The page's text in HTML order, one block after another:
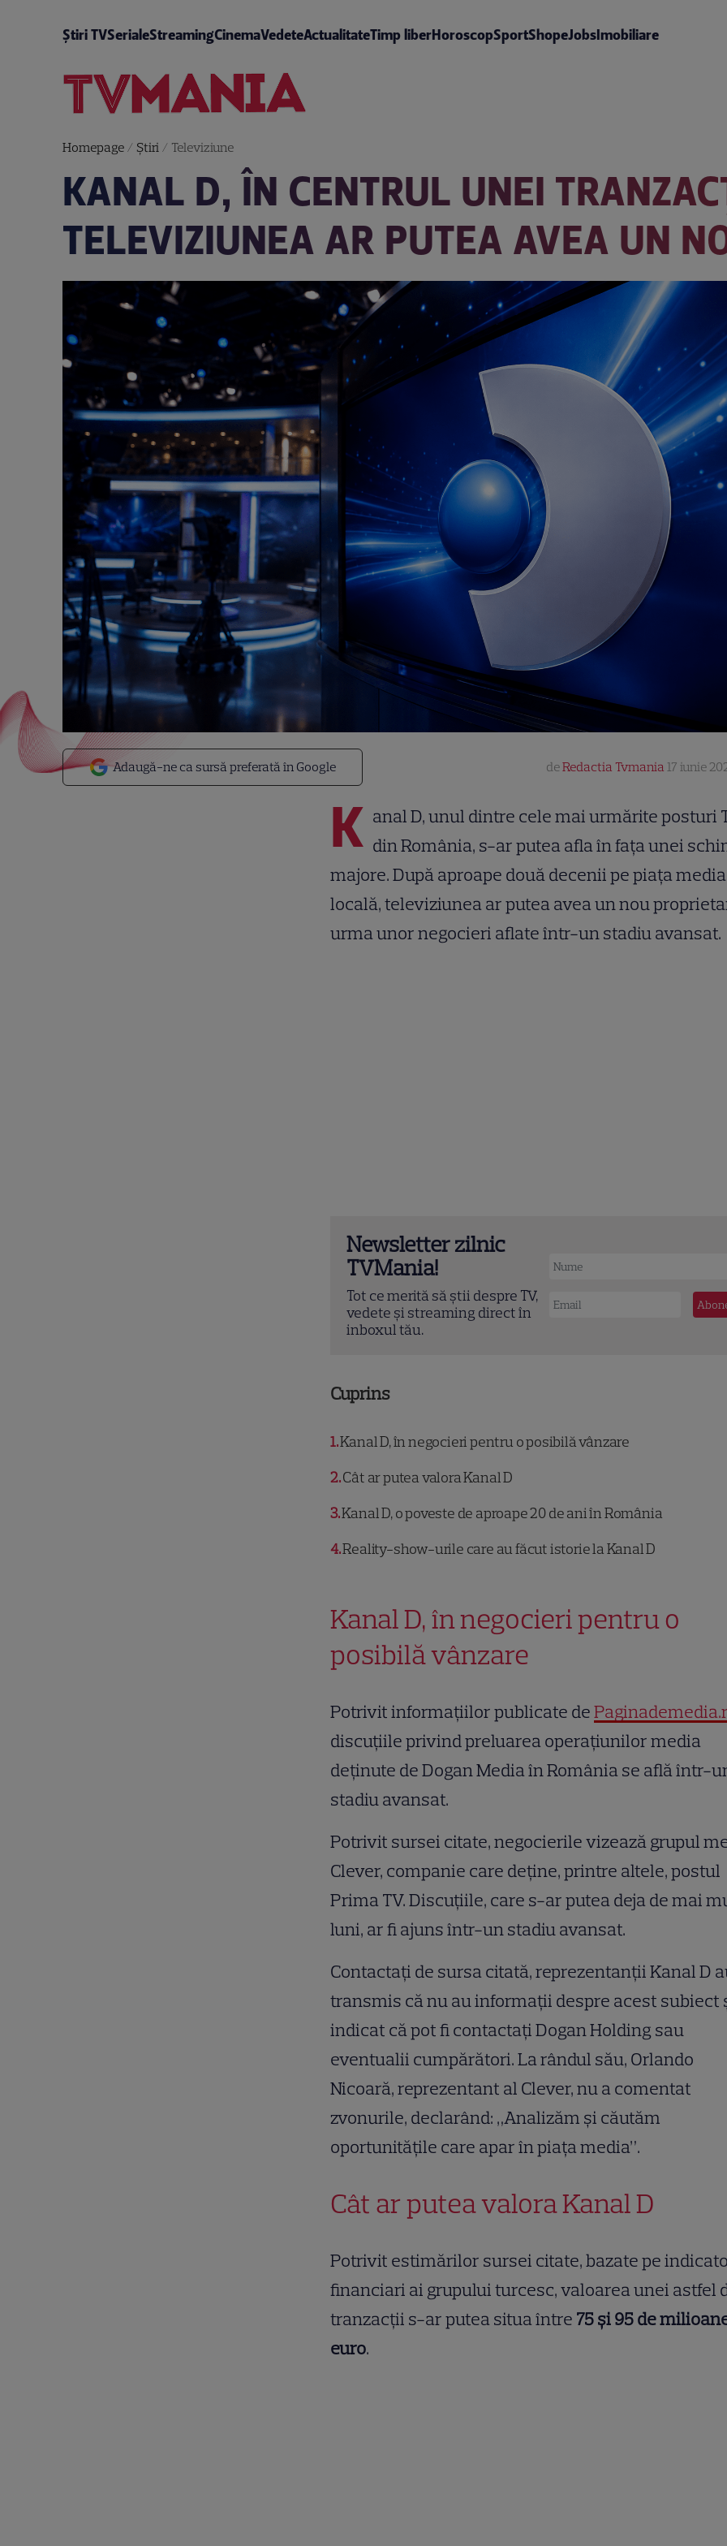
Știri TVSerialeStreamingCinemaVedeteActualitateTimp liberHoroscopSportShopeJobsImobiliare
Homepage/ Știri/ Televiziune
KANAL D, ÎN CENTRUL UNEI
TELEVIZIUNEA AR PUTEA AVEA UN
Adaugă-ne ca sursă preferată în Google deRedactia Tvmania 17 iunie
K anal D, unul dintre cele mai urmărite posturi
din România, s-ar putea afla în fața unei
majore. După aproape două decenii pe piața media
locală, televiziunea ar putea avea un nou
urma unor negocieri aflate într-un stadiu avansat.
Newsletter zilnic
TVMania!
Tot ce merită să știi despre TV,
vedete și streaming direct în
inboxul tău.
Cuprins
1Kanal D, în negocieri pentru o posibilă vânzare
2Cât ar putea valora Kanal D
3Kanal D, o poveste de aproape 20 de ani în România
4Reality-show-urile care au făcut istorie la Kanal D
Kanal D, în negocieri pentru o
posibilă vânzare
Potrivit informațiilor publicate de
discuțiile privind preluarea operațiunilor media
deținute de Dogan Media în România se află într-
stadiu avansat.
Potrivit sursei citate, negocierile vizează grupul
Clever, companie care deține, printre altele, postul
Prima TV. Discuțiile, care s-ar putea deja de mai
luni, ar fi ajuns într-un stadiu avansat.
Contactați de sursa citată, reprezentanții Kanal D
transmis că nu au informații despre acest subiect
indicat că pot fi contactați Dogan Holding sau
eventualii cumpărători. La rândul său, Orlando
Nicoară, reprezentant al Clever, nu a comentat
zvonurile, declarând: „Analizăm și căutăm
oportunitățile care apar în piața media”.
Cât ar putea valora Kanal D
Potrivit estimărilor sursei citate, bazate pe
financiari ai grupului turcesc, valoarea unei astfel
tranzacții s-ar putea situa între 75 și 95 de
euro.